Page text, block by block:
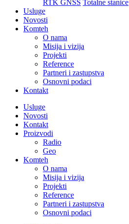
RTK GNSS Totalne stanice
Usluge
Novosti
Komteh
O nama
Misija i vizija
Projekti
Reference
Partneri i zastupstva
Osnovni podaci
Kontakt
Usluge
Novosti
Kontakt
Proizvodi
Radio
Geo
Komteh
O nama
Misija i vizija
Projekti
Reference
Partneri i zastupstva
Osnovni podaci